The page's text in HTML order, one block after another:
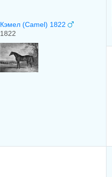
Кэмел (Camel) 1822
1822